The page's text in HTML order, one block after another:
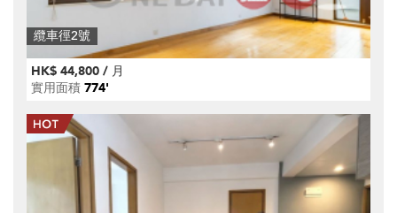
纜車徑2號
HK$ 44,800 / 月
實用面積 774'